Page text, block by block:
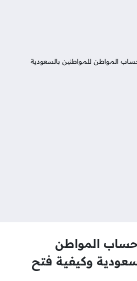
المواطن للمواطنين بالسعودية
المواطن
وكيفية فتح